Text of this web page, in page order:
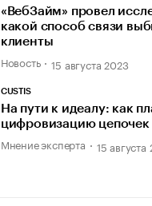
«ВебЗайм» провел
какой способ связи
клиенты
Новость 15 августа 2023
CUSTIS
На пути к идеалу: как
цифровизацию цепочек
Мнение эксперта 15 августа